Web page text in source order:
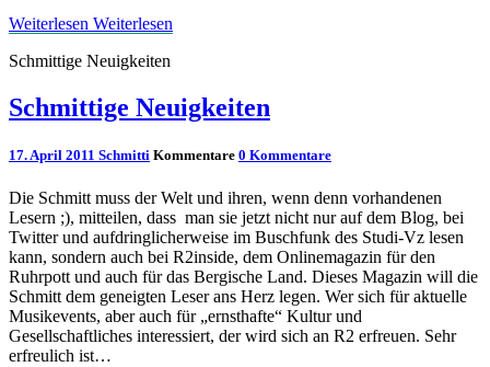
Weiterlesen Weiterlesen
Schmittige Neuigkeiten
Schmittige Neuigkeiten
17. April 2011 Schmitti Kommentare 0 Kommentare
Die Schmitt muss der Welt und ihren, wenn denn vorhandenen
Lesern ;), mitteilen, dass man sie jetzt nicht nur auf dem Blog, bei
Twitter und aufdringlicherweise im Buschfunk des Studi-Vz lesen
kann, sondern auch bei R2inside, dem Onlinemagazin für den
Ruhrpott und auch für das Bergische Land. Dieses Magazin will die
Schmitt dem geneigten Leser ans Herz legen. Wer sich für aktuelle
Musikevents, aber auch für „ernsthafte“ Kultur und
Gesellschaftliches interessiert, der wird sich an R2 erfreuen. Sehr
erfreulich ist…